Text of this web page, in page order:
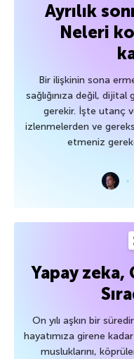
Ayrılık
Neleri
Bir ilişkinin sona
sağlığınıza değil,
gerekir. İşte utanç
izlenmelerden ve
etmeniz
Yapay zeka,
On yılı aşkın bir
hayatımıza girene
musluklarını,